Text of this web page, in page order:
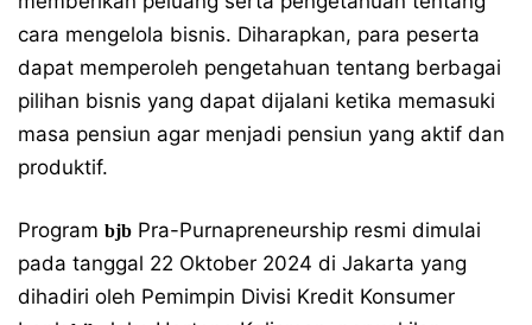
cara mengelola bisnis. Diharapkan, para peserta
dapat memperoleh pengetahuan tentang berbagai
pilihan bisnis yang dapat dijalani ketika memasuki
masa pensiun agar menjadi pensiun yang aktif dan
produktif.
Program bjb Pra-Purnapreneurship resmi dimulai
pada tanggal 22 Oktober 2024 di Jakarta yang
dihadiri oleh Pemimpin Divisi Kredit Konsumer